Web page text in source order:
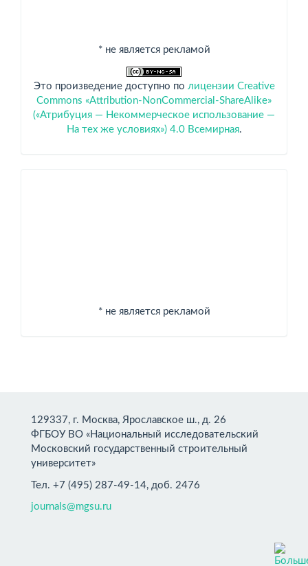
* не является рекламой
Это произведение доступно по лицензии Creative
Commons «Attribution-NonCommercial-ShareAlike»
(«Атрибуция — Некоммерческое использование —
На тех же условиях») 4.0 Всемирная.
* не является рекламой
129337, г. Москва, Ярославское ш., д. 26
ФГБОУ ВО «Национальный исследовательский
Московский государственный строительный
университет»
Тел. +7 (495) 287-49-14, доб. 2476
journals@mgsu.ru